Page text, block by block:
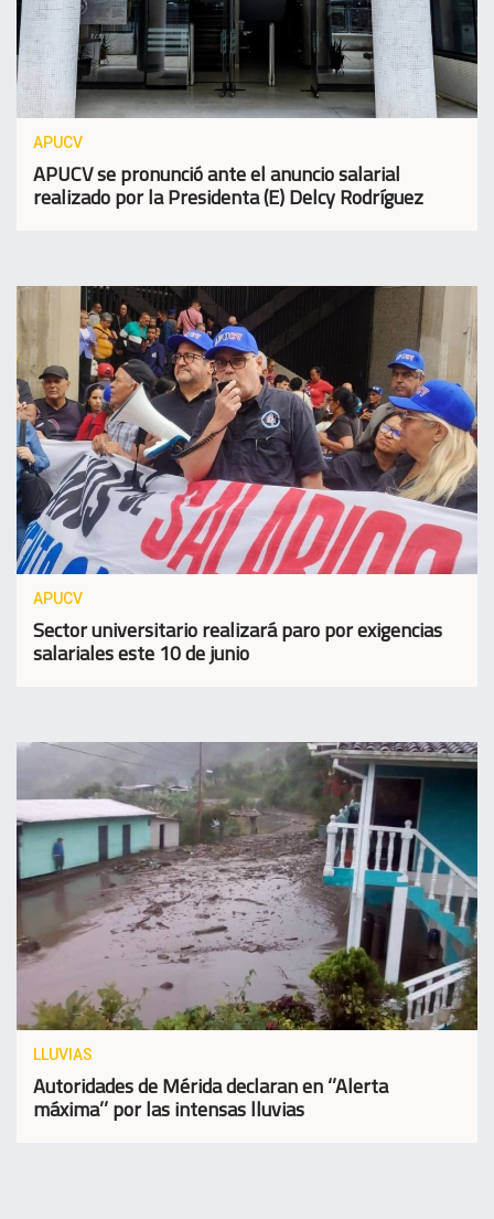
APUCV
APUCV se pronunció ante el anuncio salarial
realizado por la Presidenta (E) Delcy Rodríguez
APUCV
Sector universitario realizará paro por exigencias
salariales este 10 de junio
LLUVIAS
Autoridades de Mérida declaran en ‘’Alerta
máxima’’ por las intensas lluvias